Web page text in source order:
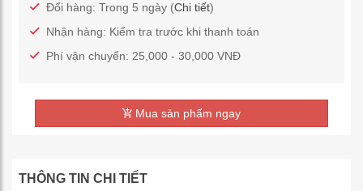
Đổi hàng: Trong 5 ngày (Chi tiết)
Nhận hàng: Kiểm tra trước khi thanh toán
Phí vận chuyển: 25,000 - 30,000 VNĐ
Mua sản phẩm ngay
THÔNG TIN CHI TIẾT